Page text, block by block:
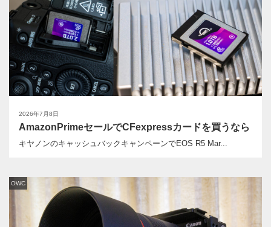
2026年7月8日
AmazonPrimeセールでCFexpressカードを買うなら
キヤノンのキャッシュバックキャンペーンでEOS R5 Mar...
OWC